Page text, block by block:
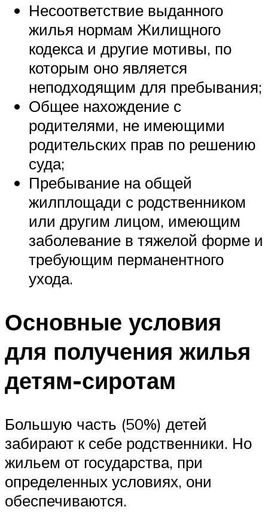
Несоответствие выданного
жилья нормам Жилищного
кодекса и другие мотивы, по
которым оно является
неподходящим для пребывания;
Общее нахождение с
родителями, не имеющими
родительских прав по решению
суда;
Пребывание на общей
жилплощади с родственником
или другим лицом, имеющим
заболевание в тяжелой форме и
требующим перманентного
ухода.
Основные условия
для получения жилья
детям-сиротам
Большую часть (50%) детей
забирают к себе родственники. Но
жильем от государства, при
определенных условиях, они
обеспечиваются.